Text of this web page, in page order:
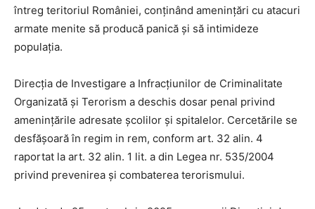
întreg teritoriul României, conținând amenințări cu atacuri
armate menite să producă panică și să intimideze
populația.
Direcția de Investigare a Infracțiunilor de Criminalitate
Organizată și Terorism a deschis dosar penal privind
amenințările adresate școlilor și spitalelor. Cercetările se
desfășoară în regim in rem, conform art. 32 alin. 4
raportat la art. 32 alin. 1 lit. a din Legea nr. 535/2004
privind prevenirea și combaterea terorismului.